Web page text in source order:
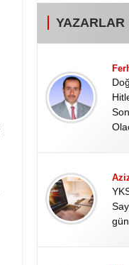
YAZARLAR